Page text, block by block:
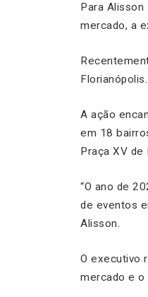
Para
mercado, a
Florianópolis.
A ação
em 18
Praça XV de
“O ano de
de eventos
Alisson.
O executivo
mercado e o